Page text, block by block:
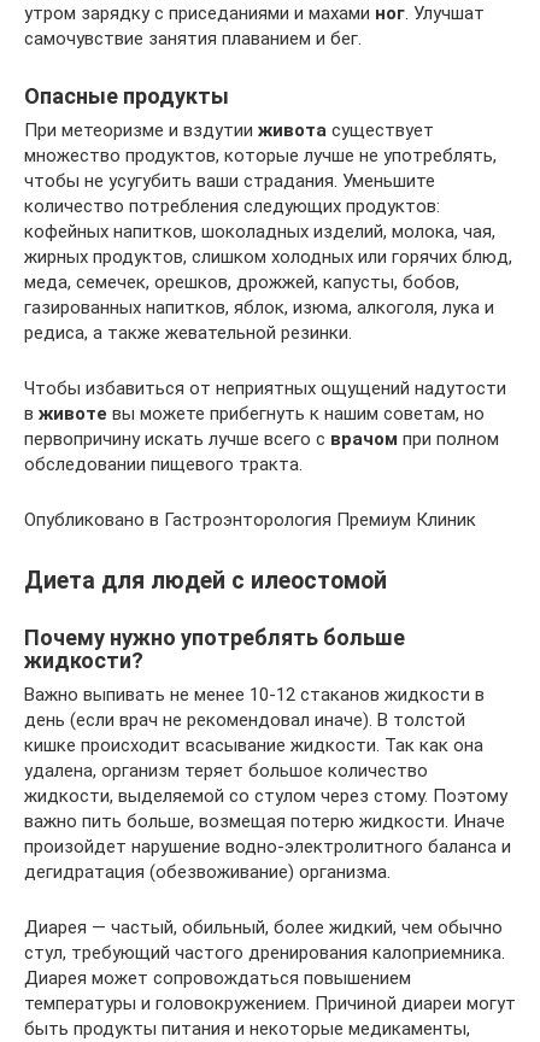
утром зарядку с приседаниями и махами ног. Улучшат
самочувствие занятия плаванием и бег.
Опасные продукты
При метеоризме и вздутии живота существует
множество продуктов, которые лучше не употреблять,
чтобы не усугубить ваши страдания. Уменьшите
количество потребления следующих продуктов:
кофейных напитков, шоколадных изделий, молока, чая,
жирных продуктов, слишком холодных или горячих блюд,
меда, семечек, орешков, дрожжей, капусты, бобов,
газированных напитков, яблок, изюма, алкоголя, лука и
редиса, а также жевательной резинки.
Чтобы избавиться от неприятных ощущений надутости
в животе вы можете прибегнуть к нашим советам, но
первопричину искать лучше всего с врачом при полном
обследовании пищевого тракта.
Опубликовано в Гастроэнторология Премиум Клиник
Диета для людей с илеостомой
Почему нужно употреблять больше
жидкости?
Важно выпивать не менее 10-12 стаканов жидкости в
день (если врач не рекомендовал иначе). В толстой
кишке происходит всасывание жидкости. Так как она
удалена, организм теряет большое количество
жидкости, выделяемой со стулом через стому. Поэтому
важно пить больше, возмещая потерю жидкости. Иначе
произойдет нарушение водно-электролитного баланса и
дегидратация (обезвоживание) организма.
Диарея — частый, обильный, более жидкий, чем обычно
стул, требующий частого дренирования калоприемника.
Диарея может сопровождаться повышением
температуры и головокружением. Причиной диареи могут
быть продукты питания и некоторые медикаменты,